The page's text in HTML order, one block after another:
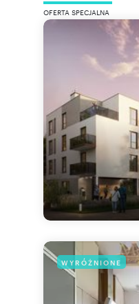
OFERTA SPECJALNA
WYRÓŻNIONE